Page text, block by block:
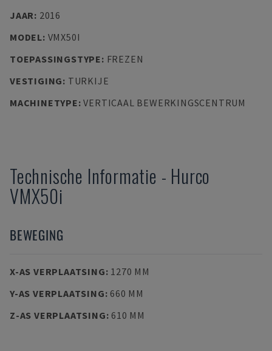
JAAR: 2016
MODEL: VMX50I
TOEPASSINGSTYPE: FREZEN
VESTIGING: TURKIJE
MACHINETYPE:VERTICAAL BEWERKINGSCENTRUM
Technische Informatie - Hurco
VMX50i
BEWEGING
X-AS VERPLAATSING: 1270 MM
Y-AS VERPLAATSING: 660 MM
Z-AS VERPLAATSING: 610 MM